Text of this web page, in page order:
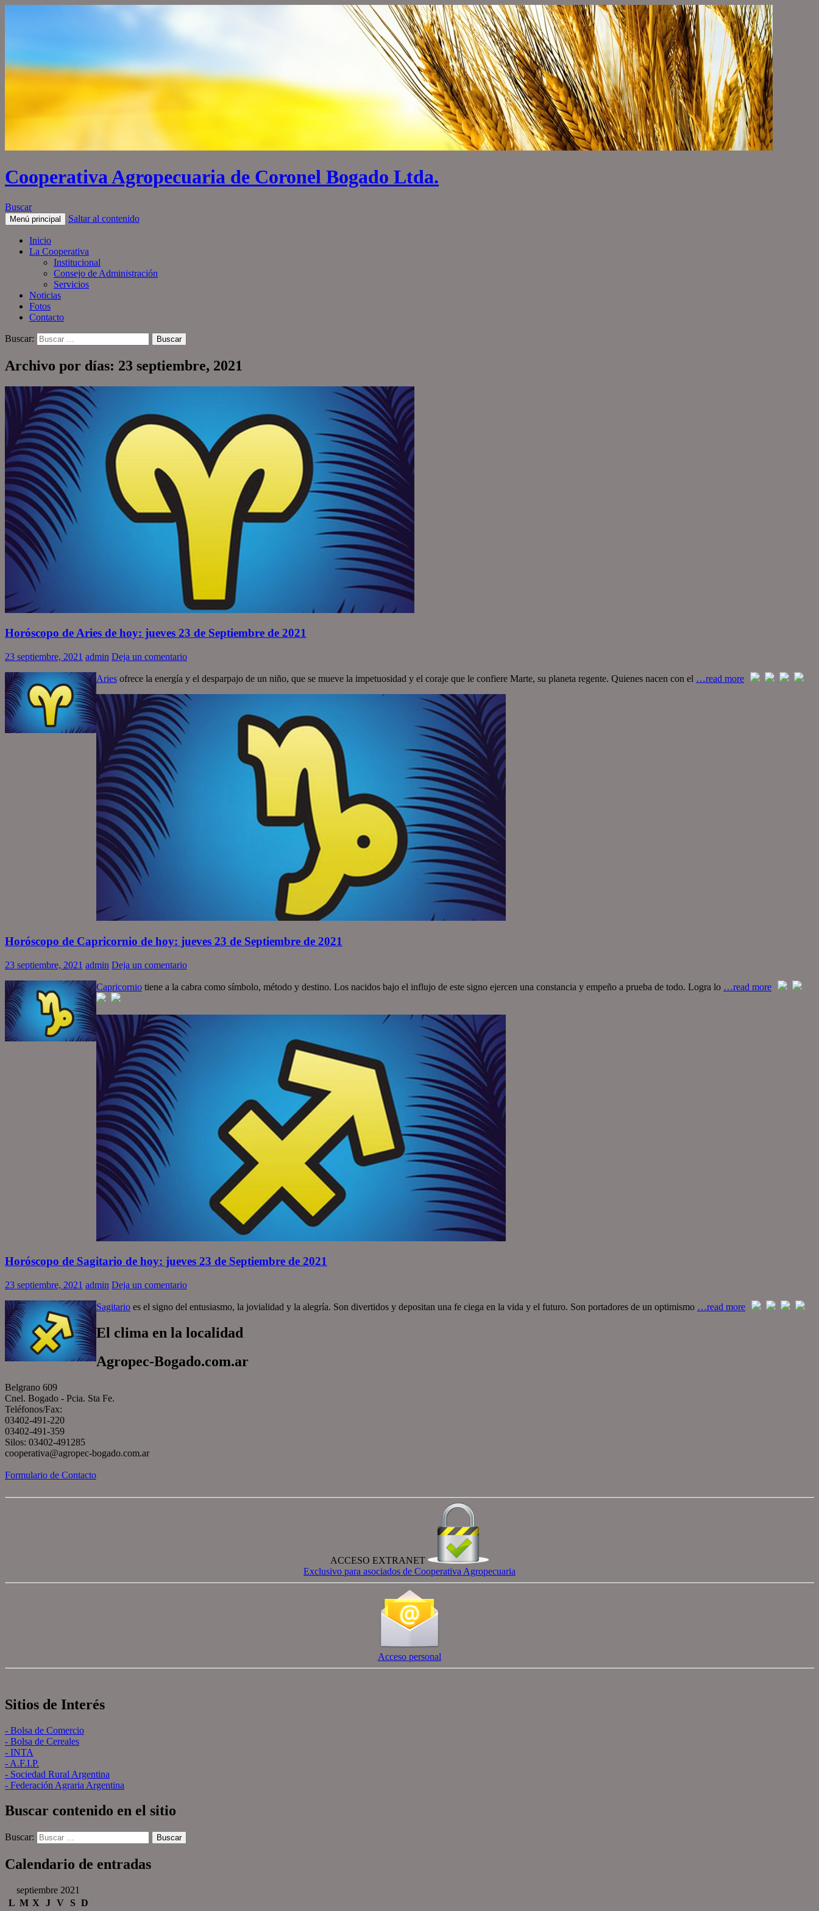
Cooperativa Agropecuaria de Coronel Bogado Ltda.
Buscar
Menú principal Saltar al contenido
Inicio
La Cooperativa
Institucional
Consejo de Administración
Servicios
Noticias
Fotos
Contacto
Buscar:
Archivo por días: 23 septiembre, 2021
Horóscopo de Aries de hoy: jueves 23 de Septiembre de 2021
23 septiembre, 2021 admin Deja un comentario
Aries ofrece la energía y el desparpajo de un niño, que se mueve la impetuosidad y el coraje que le confiere Marte, su planeta regente. Quienes nacen con el …read more
Horóscopo de Capricornio de hoy: jueves 23 de Septiembre de 2021
23 septiembre, 2021 admin Deja un comentario
Capricornio tiene a la cabra como símbolo, método y destino. Los nacidos bajo el influjo de este signo ejercen una constancia y empeño a prueba de todo. Logra lo …read more
Horóscopo de Sagitario de hoy: jueves 23 de Septiembre de 2021
23 septiembre, 2021 admin Deja un comentario
Sagitario es el signo del entusiasmo, la jovialidad y la alegría. Son divertidos y depositan una fe ciega en la vida y el futuro. Son portadores de un optimismo …read more
El clima en la localidad
Agropec-Bogado.com.ar
Belgrano 609
Cnel. Bogado - Pcia. Sta Fe.
Teléfonos/Fax:
03402-491-220
03402-491-359
Silos: 03402-491285
cooperativa@agropec-bogado.com.ar
Formulario de Contacto
ACCESO EXTRANET
Exclusivo para asociados de Cooperativa Agropecuaria
Acceso personal
Sitios de Interés
- Bolsa de Comercio
- Bolsa de Cereales
- INTA
- A.F.I.P.
- Sociedad Rural Argentina
- Federación Agraria Argentina
Buscar contenido en el sitio
Buscar:
Calendario de entradas
septiembre 2021
L M X J V S D